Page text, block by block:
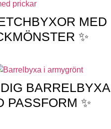
MED
✨
BARRELBYXA
PASSFORM ✨